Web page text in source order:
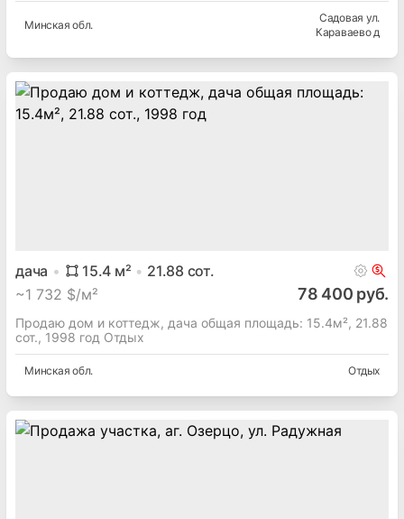
Минская обл.
Садовая ул.
Караваево д
дача 15.4 м² 21.88 сот.
~1 732 $/м² 78 400 руб.
Продаю дом и коттедж, дача общая площадь: 15.4м², 21.88
сот., 1998 год Отдых
Минская обл. Отдых